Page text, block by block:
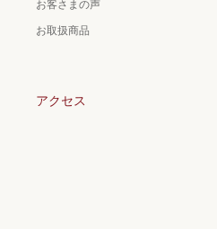
お客さまの声
お取扱商品
アクセス